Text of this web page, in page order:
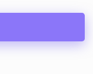
5000元